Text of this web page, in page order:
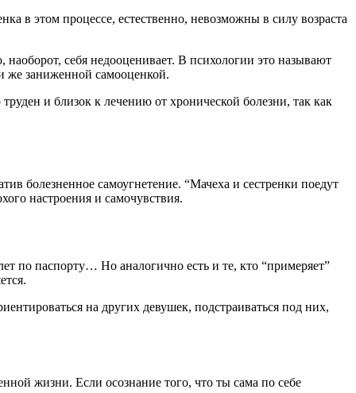
в этом процессе, естественно, невозможны в силу возраста
себя недооценивает. В психологии это называют
же заниженной самооценкой.
и близок к лечению от хронической болезни, так как
болезненное самоугнетение. “Мачеха и сестренки поедут
настроения и самочувствия.
по паспорту… Но аналогично есть и те, кто “примеряет”
на других девушек, подстраиваться под них,
жизни. Если осознание того, что ты сама по себе